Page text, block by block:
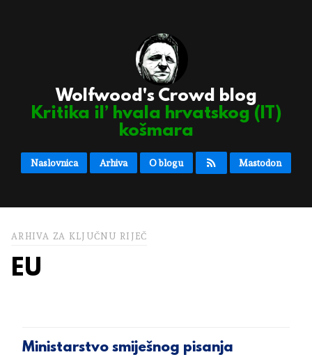
Wolfwood's Crowd blog
Kritika il’ hvala hrvatskog (IT)
košmara
Naslovnica Arhiva O blogu Mastodon
ARHIVA ZA KLJUČNU RIJEČ
EU
Ministarstvo smiješnog pisanja